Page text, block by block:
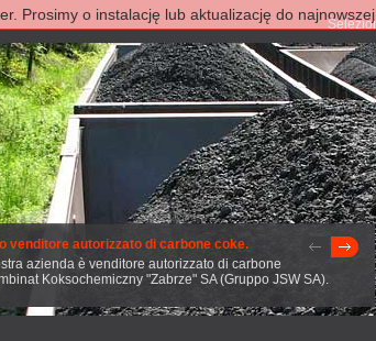
Prosimy o instalację lub aktualizację do
venditore autorizzato di carbone coke.
azienda è venditore autorizzato di carbone
Koksochemiczny "Zabrze" SA (Gruppo JSW SA).